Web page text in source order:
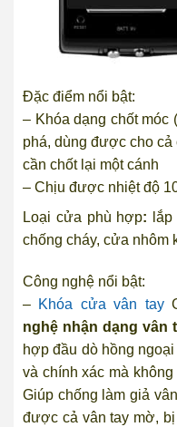
Đặc điểm nổi bật:
– Khóa dạng chốt móc
phá, dùng được cho
cần chốt lại một cánh
– Chịu được nhiệt độ
Loại cửa phù hợp:
chống cháy, cửa nhôm
Công nghệ nổi bật:
– Khóa cửa vân tay
nghệ nhận dạng vân
hợp đầu dò hồng
và chính xác mà
Giúp chống làm giả
được cả vân tay mờ,